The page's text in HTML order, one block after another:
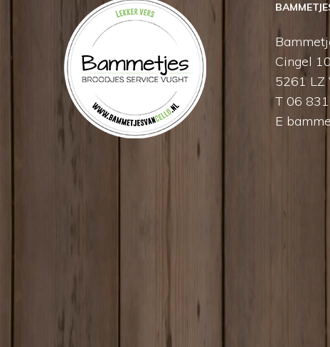
Cingel 10
5261 LZ
T 06
E